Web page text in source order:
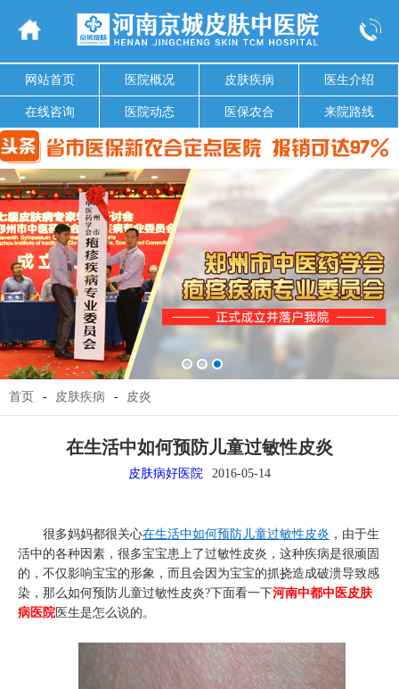
网站首页 医院概况 皮肤疾病 医生介绍
在线咨询 医院动态 医保农合 来院路线
首页 - 皮肤疾病 - 皮炎
在生活中如何预防儿童过敏性皮炎
皮肤病好医院 2016-05-14
很多妈妈都很关心在生活中如何预防儿童过敏性皮炎 ，由于生
活中的各种因素，很多宝宝患上了过敏性皮炎，这种疾病是很顽固
的，不仅影响宝宝的形象，而且会因为宝宝的抓挠造成破溃导致感
染，那么如何预防儿童过敏性皮炎?下面看一下河南中都中医皮肤
病医院 医生是怎么说的。